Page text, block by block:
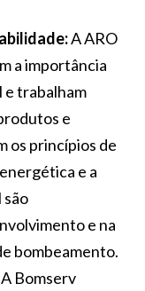
A ARO
a importância
e trabalham
e
os princípios de
e a
são
e na
bombeamento.
A Bomserv